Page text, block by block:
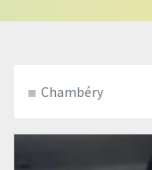
Chambéry